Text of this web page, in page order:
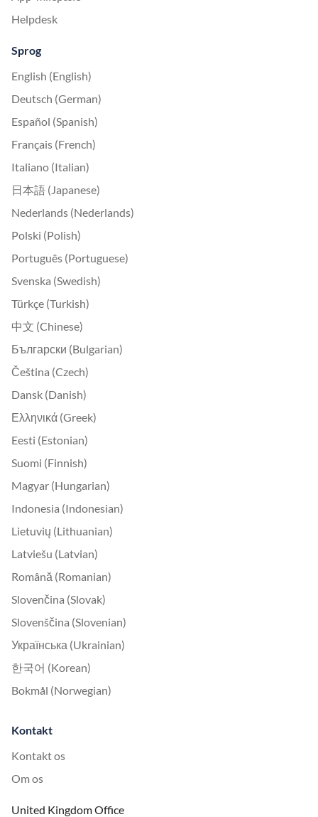
Helpdesk
Sprog
English (English)
Deutsch (German)
Español (Spanish)
Français (French)
Italiano (Italian)
日本語 (Japanese)
Nederlands (Nederlands)
Polski (Polish)
Português (Portuguese)
Svenska (Swedish)
Türkçe (Turkish)
中文 (Chinese)
Български (Bulgarian)
Čeština (Czech)
Dansk (Danish)
Ελληνικά (Greek)
Eesti (Estonian)
Suomi (Finnish)
Magyar (Hungarian)
Indonesia (Indonesian)
Lietuvių (Lithuanian)
Latviešu (Latvian)
Română (Romanian)
Slovenčina (Slovak)
Slovenščina (Slovenian)
Українська (Ukrainian)
한국어 (Korean)
Bokmål (Norwegian)
Kontakt
Kontakt os
Om os
United Kingdom Office